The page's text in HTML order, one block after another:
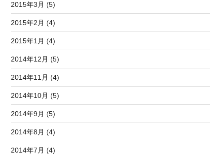
2015年3月 (5)
2015年2月 (4)
2015年1月 (4)
2014年12月 (5)
2014年11月 (4)
2014年10月 (5)
2014年9月 (5)
2014年8月 (4)
2014年7月 (4)